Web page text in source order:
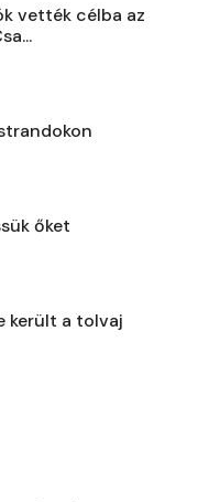
vették célba az
őket
került a tolvaj